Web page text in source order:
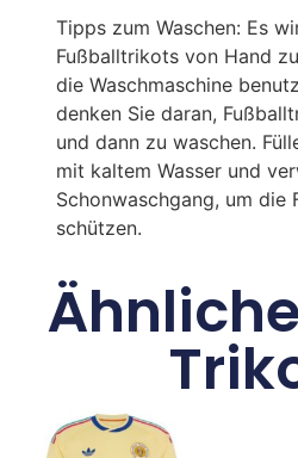
Tipps zum Waschen: Es
Fußballtrikots von Hand
die Waschmaschine
denken Sie daran,
und dann zu waschen.
mit kaltem Wasser und
Schonwaschgang, um die
schützen.